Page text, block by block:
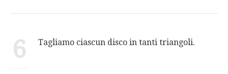
6 Tagliamo ciascun disco in tanti triangoli.